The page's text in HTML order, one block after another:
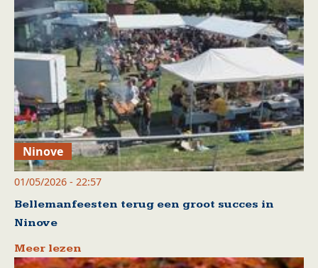
Ninove
01/05/2026 - 22:57
Bellemanfeesten terug een groot succes in
Ninove
Meer lezen